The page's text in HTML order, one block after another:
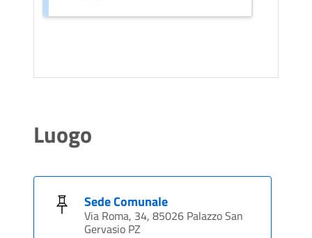
Luogo
Sede Comunale
Via Roma, 34, 85026 Palazzo San
Gervasio PZ